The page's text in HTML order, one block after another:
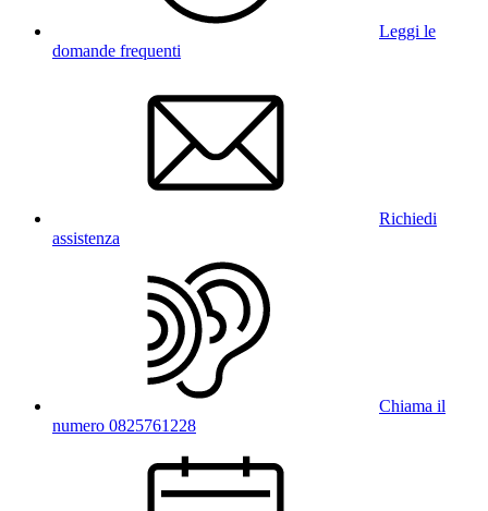
Leggi le
domande frequenti
Richiedi
assistenza
Chiama il
numero 0825761228